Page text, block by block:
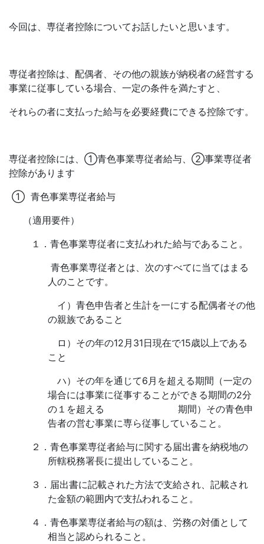
今回は、専従者控除についてお話したいと思います。
専従者控除は、配偶者、その他の親族が納税者の経営する
事業に従事している場合、 一定の条件を満たすと、
それらの者に支払った給与を必要経費にできる控除です。
専従者控除には、①青色事業専従者給与、②事業専従者
控除があります
① 青色事業専従者給与
（適用要件）
１． 青色事業専従者に支払われた給与であること。
青色事業専従者とは、次のすべてに当てはまる
人のことです。
イ）青色申告者と生計を一にする配偶者その他
の親族であること
ロ）その年の12 月 31日現在で15歳以上である
こと
ハ）その年を通じて6 月を超える期間（一定の
場合には事業に従事することができる期間の2分
の１を超える
期間）その青色申
告者の営む事業に専ら従事していること。
２． 青色事業専従者給与に関する届出書を納税地の
所轄税務署長に提出していること。
３． 届出書に記載された方法で支給され、記載され
た金額の範囲内で支払われること。
４． 青色事業専従者給与の額は、労務の対価として
相当と認められること。